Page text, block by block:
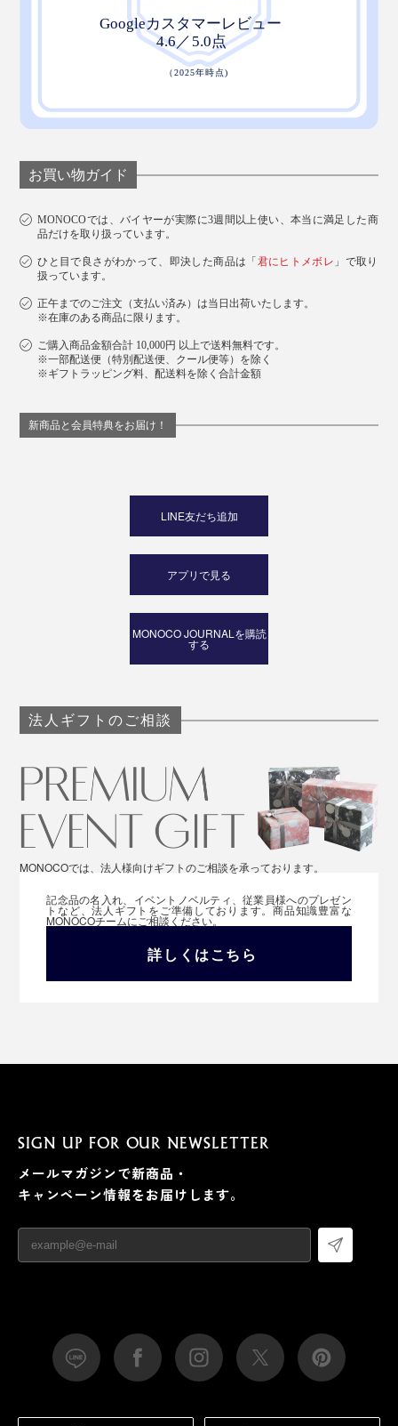
お買い物ガイド
MONOCOでは、バイヤーが実際に3週間以上使い、本当に満足した商
品だけを取り扱っています。
ひと目で良さがわかって、即決した商品は「 君にヒトメボレ 」で取り
扱っています。
正午までのご注文（支払い済み）は当日出荷いたします。
※在庫のある商品に限ります。
ご購入商品金額合計 10,000円 以上で送料無料です。
※一部配送便（特別配送便、クール便等）を除く
※ギフトラッピング料、配送料を除く合計金額
新商品と会員特典をお届け！
LINE友だち追加
アプリで見る
MONOCO JOURNALを購読
する
法人ギフトのご相談
MONOCOでは、法人様向けギフトのご相談を承っております。
記念品の名入れ、イベントノベルティ、従業員様へのプレゼン
トなど、法人ギフトをご準備しております。商品知識豊富な
MONOCOチームにご相談ください。
詳しくはこちら
SIGN UP FOR OUR NEWSLETTER
メールマガジンで新商品・
キャンペーン情報をお届けします。